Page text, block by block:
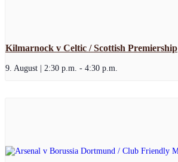
Kilmarnock v Celtic / Scottish Premiership
9. August | 2:30 p.m. - 4:30 p.m.